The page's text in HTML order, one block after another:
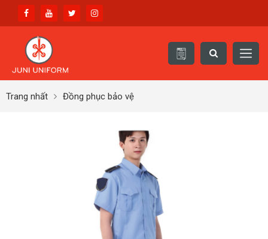
Trang nhất Đồng phục bảo vệ